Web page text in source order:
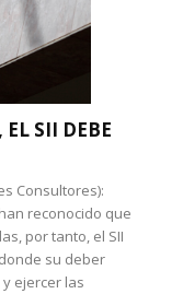
SII DEBE
Consultores):
reconocido que
por tanto, el SII
su deber
ejercer las